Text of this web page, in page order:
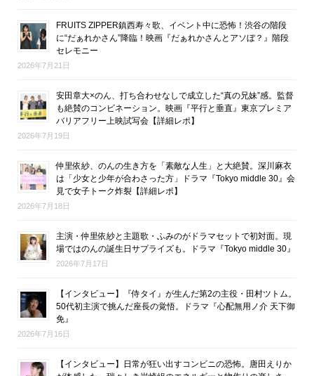
FRUITS ZIPPER鎮西寿々歌、イベント中に恐怖！渋谷の階段
に“だぁれかさん”降臨！映画『だぁれかさんとアソぼ？』階段
セレモニー
2026年7月21日
安田章大×のん、打ち合わせなしで成立した“真の兄妹”感。監督
も絶賛のコンビネーション。映画『平行と垂直』東京プレミア
バリアフリー上映試写会【詳細レポ】
2026年7月19日
仲里依紗、のんの生き方を「素敵な人生」と大絶賛。深川麻衣
は「少女と少年が合わさった方」ドラマ『Tokyo middle 30』会
見で女子トーク炸裂【詳細レポ】
2026年7月18日
主演・仲里依紗と主題歌・ふみのがドラマセットで初対面。現
場ではのんの誕生日サプライズも。ドラマ『Tokyo middle 30』
2026年7月17日
【インタビュー】『侍タイ』が生んだ第2の主役・田村ツトム。
50代初主演で挑んだ座長の覚悟。ドラマ『心配無用ノ介 天下御
免』
2026年7月16日
【インタビュー】日常が狂い出すコンビニの恐怖。唐田えりか